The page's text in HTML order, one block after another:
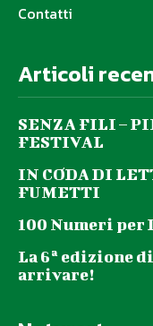
Contatti
Articoli
SENZA FILI –
FESTIVAL
IN CODA DI
FUMETTI
100 Numeri per
La 6ª edizione
arrivare!